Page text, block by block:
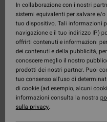
In collaborazione con i nostri
sistemi equivalenti per salvare e/
tuo dispositivo. Tali informazioni
navigazione e il tuo indirizzo IP)
offrirti contenuti e informazioni
dei contenuti e della pubblicità,
conoscere meglio il nostro
prodotti dei nostri partner. Puoi
tuo consenso all’uso di
di cookie (ad esempio, alcuni
informazioni consulta la nostra
sulla privacy.